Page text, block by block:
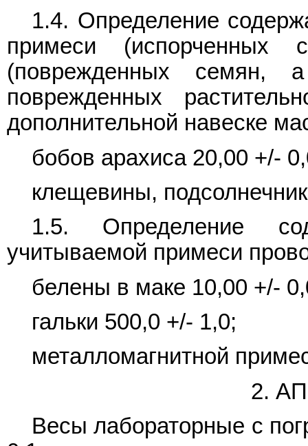
1.4. Определение
примеси (испорченных
(поврежденных семян,
поврежденных
дополнительной навеске
бобов арахиса 20,00 +/-
клещевины,
1.5. Определение
учитываемой примеси
белены в маке 10,00 +/-
гальки 500,0 +/- 1,0;
металломагнитной
2.
Весы лабораторные с